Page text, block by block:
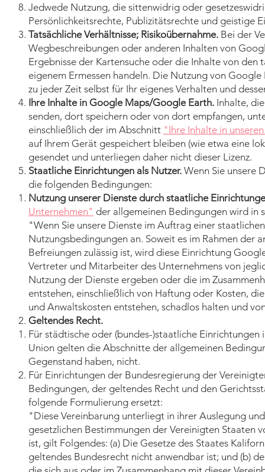
Jedwede Nutzung, die sittenwidrig oder
Persönlichkeitsrechte, Publizitätsrechte und geistige
Tatsächliche Verhältnisse; Risikoübernahme. Bei der
Wegbeschreibungen oder anderen Inhalten von
Ergebnisse der Kartensuche oder die Inhalte von den
eigenem Ermessen handeln. Die Nutzung von
zu jeder Zeit selbst für Ihr eigenes Verhalten und
Ihre Inhalte in Google Maps/Google Earth. Inhalte,
senden, dort speichern oder von dort empfangen,
einschließlich der im Abschnitt "Ihre Inhalte in
auf Ihrem Gerät gespeichert bleiben (wie etwa eine
gesendet und unterliegen daher nicht dieser Lizenz.
Staatliche Einrichtungen als Nutzer. Wenn Sie unsere
die folgenden Bedingungen:
Nutzung unserer Dienste durch staatliche
Unternehmen" der allgemeinen Bedingungen wird in
"Wenn Sie unsere Dienste im Auftrag einer
Nutzungsbedingungen an. Soweit es im Rahmen der
Befreiungen zulässig ist, wird diese Einrichtung
Vertreter und Mitarbeiter des Unternehmens von
Nutzung der Dienste ergeben oder die im
entstehen, einschließlich von Haftung oder Kosten,
und Anwaltskosten entstehen, schadlos halten und
Geltendes Recht.
Für städtische oder (bundes-)staatliche
Union gelten die Abschnitte der allgemeinen
Gegenstand haben, nicht.
Für Einrichtungen der Bundesregierung der
Bedingungen, der geltendes Recht und den
folgende Formulierung ersetzt:
"Diese Vereinbarung unterliegt in ihrer Auslegung
gesetzlichen Bestimmungen der Vereinigten Staaten
ist, gilt Folgendes: (a) Die Gesetze des Staates
geltendes Bundesrecht nicht anwendbar ist; und (b)